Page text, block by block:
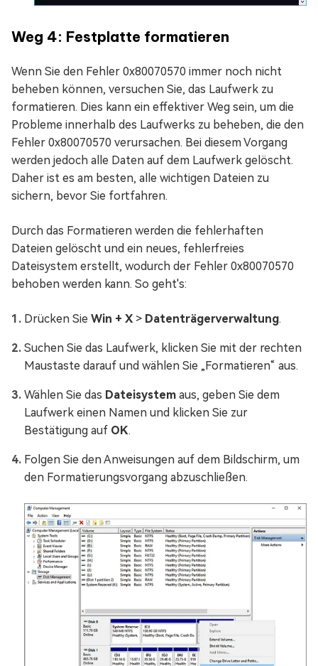
Weg 4: Festplatte formatieren
Wenn Sie den Fehler 0x80070570 immer noch nicht
beheben können, versuchen Sie, das Laufwerk zu
formatieren. Dies kann ein effektiver Weg sein, um die
Probleme innerhalb des Laufwerks zu beheben, die den
Fehler 0x80070570 verursachen. Bei diesem Vorgang
werden jedoch alle Daten auf dem Laufwerk gelöscht.
Daher ist es am besten, alle wichtigen Dateien zu
sichern, bevor Sie fortfahren.
Durch das Formatieren werden die fehlerhaften
Dateien gelöscht und ein neues, fehlerfreies
Dateisystem erstellt, wodurch der Fehler 0x80070570
behoben werden kann. So geht's:
Drücken Sie Win + X > Datenträgerverwaltung.
Suchen Sie das Laufwerk, klicken Sie mit der rechten
Maustaste darauf und wählen Sie „Formatieren“ aus.
Wählen Sie das Dateisystem aus, geben Sie dem
Laufwerk einen Namen und klicken Sie zur
Bestätigung auf OK.
Folgen Sie den Anweisungen auf dem Bildschirm, um
den Formatierungsvorgang abzuschließen.